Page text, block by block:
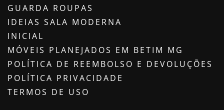
GUARDA ROUPAS
IDEIAS SALA MODERNA
INICIAL
MÓVEIS PLANEJADOS EM BETIM MG
POLÍTICA DE REEMBOLSO E DEVOLUÇÕES
POLÍTICA PRIVACIDADE
TERMOS DE USO